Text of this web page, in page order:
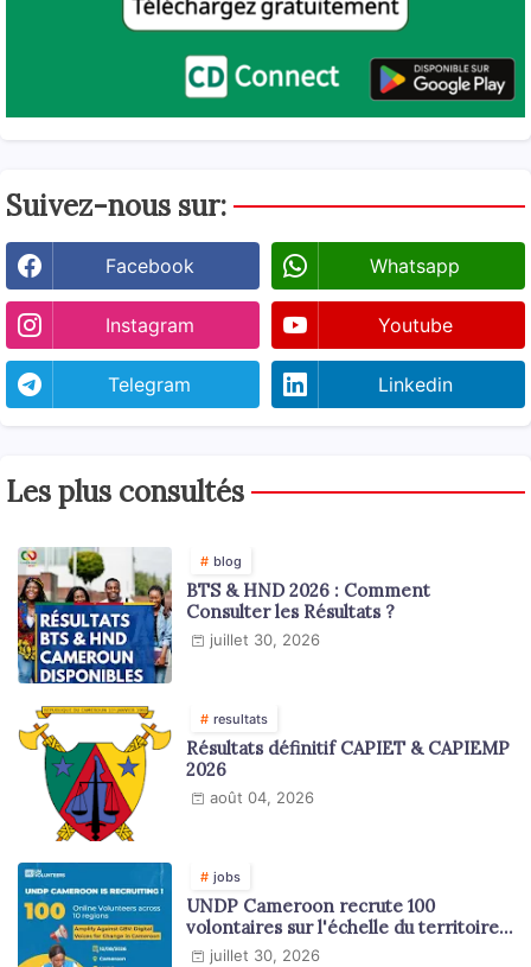
Suivez-nous sur:
Facebook Whatsapp
Instagram Youtube
Telegram Linkedin
Les plus consultés
blog
BTS & HND 2026 : Comment
Consulter les Résultats ?
juillet 30, 2026
resultats
Résultats définitif CAPIET & CAPIEMP
2026
août 04, 2026
jobs
UNDP Cameroon recrute 100
volontaires sur l'échelle du territoire
national
juillet 30, 2026